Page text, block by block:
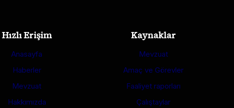
Hızlı Erişim
Anasayfa
Haberler
Mevzuat
Hakkımızda
Kaynaklar
Mevzuat
Amaç ve Görevler
Faaliyet raporları
Çalıştaylar